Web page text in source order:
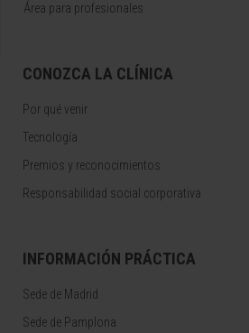
Área para profesionales
CONOZCA LA CLÍNICA
Por qué venir
Tecnología
Premios y reconocimientos
Responsabilidad social corporativa
INFORMACIÓN PRÁCTICA
Sede de Madrid
Sede de Pamplona